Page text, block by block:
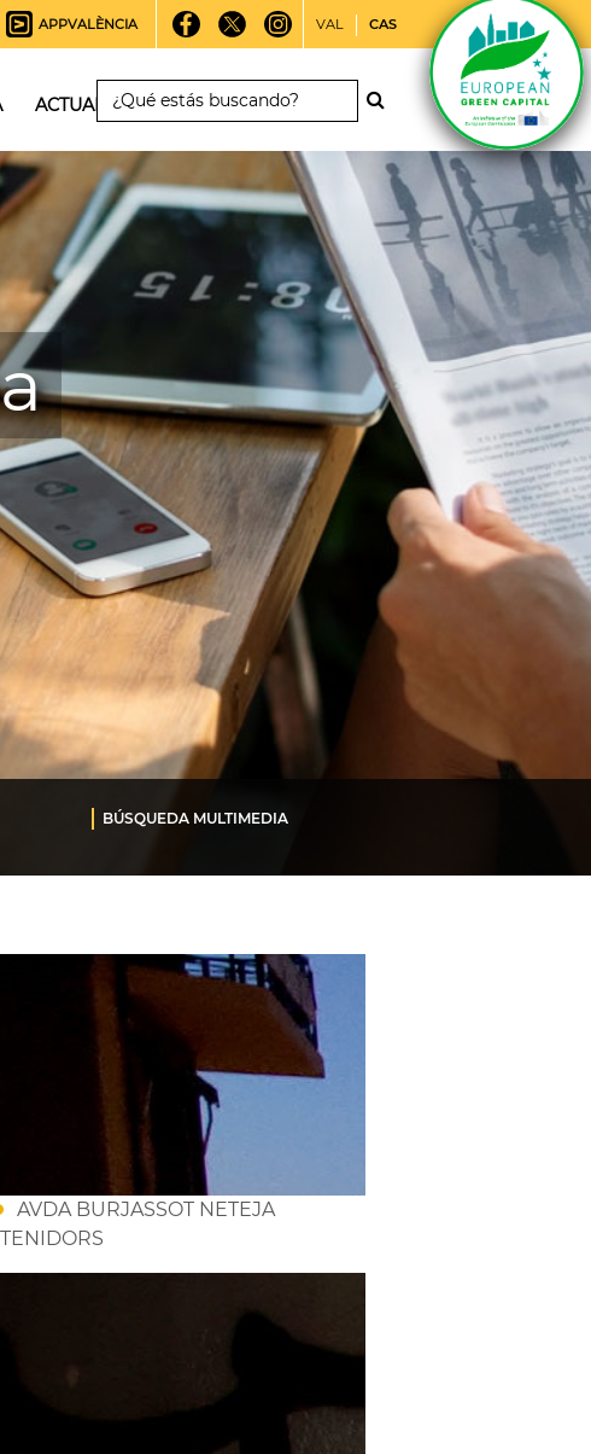
APPVALÈNCIA VAL CAS
ACTUALIDAD
BÚSQUEDA MULTIMEDIA
AVDA BURJASSOT NETEJA